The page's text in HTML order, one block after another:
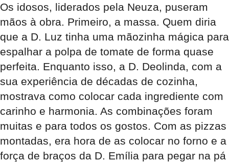
Os idosos, liderados pela Neuza, puseram
mãos à obra. Primeiro, a massa. Quem diria
que a D. Luz tinha uma mãozinha mágica para
espalhar a polpa de tomate de forma quase
perfeita. Enquanto isso, a D. Deolinda, com a
sua experiência de décadas de cozinha,
mostrava como colocar cada ingrediente com
carinho e harmonia. As combinações foram
muitas e para todos os gostos. Com as pizzas
montadas, era hora de as colocar no forno e a
força de braços da D. Emília para pegar na pá